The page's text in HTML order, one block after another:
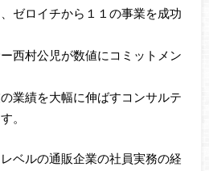
ゼロイチから１１の事業を成功
西村公児が数値にコミットメン
業績を大幅に伸ばすコンサルテ
。
ベルの通販企業の社員実務の経